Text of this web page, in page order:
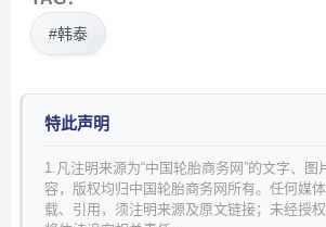
#韩泰
特此声明
1.凡注明来源为“中国轮胎商务网”的文字、图
容，版权均归中国轮胎商务网所有。任何媒
载、引用，须注明来源及原文链接；未经授